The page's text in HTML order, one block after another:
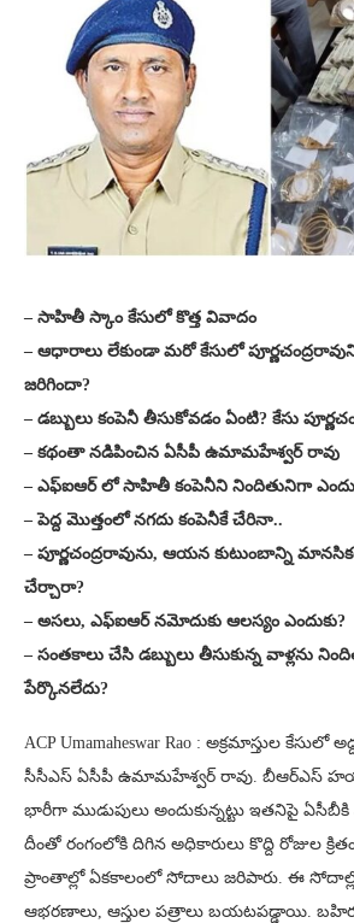
– సాహితీ స్కాం కేసులో కొత్త వివాదం
– ఆధారాలు లేకుండా మరో కేసులో
జరిగిందా?
– డబ్బులు కంపెనీ తీసుకోవడం ఏంటి? కేసు
– కథంతా నడిపించిన ఏసీపీ ఉమామహేశ్వర్ రావు
– ఎఫ్ఐఆర్ లో సాహితీ కంపెనీని నిందితునిగా
– పెద్ద మొత్తంలో నగదు కంపెనీకే చేరినా..
– పూర్ణచంద్రరావును, ఆయన కుటుంబాన్ని
చేర్చారా?
– అసలు, ఎఫ్ఐఆర్ నమోదుకు ఆలస్యం ఎందుకు?
– సంతకాలు చేసి డబ్బులు తీసుకున్న వాళ్లను
పేర్కొనలేదు?
ACP Umamaheswar Rao : అక్రమాస్తుల
సీసీఎస్ ఏసీపీ ఉమామహేశ్వర్ రావు. బీఆర్ఎస్
భారీగా ముడుపులు అందుకున్నట్టు ఇతనిపై
దీంతో రంగంలోకి దిగిన అధికారులు కొద్ది రోజుల
ప్రాంతాల్లో ఏకకాలంలో సోదాలు జరిపారు. ఈ
ఆభరణాలు, ఆస్తుల పత్రాలు బయటపడ్డాయి.